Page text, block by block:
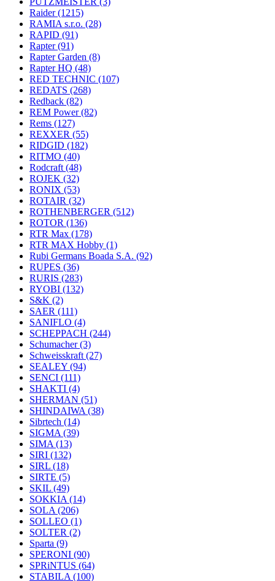
Raider(1215)
RAMIA s.r.o. (28)
RAPID (91)
Rapter(91)
Rapter Garden (8)
Rapter HQ (48)
RED TECHNIC (107)
REDATS (268)
Redback (82)
REM Power(82)
Rems (127)
REXXER (55)
RIDGID (182)
RITMO (40)
Rodcraft (48)
ROJEK (32)
RONIX (53)
ROTAIR (32)
ROTHENBERGER (512)
ROTOR (136)
RTR Max (178)
RTR MAX Hobby (1)
Rubi Germans Boada S.A. (92)
RUPES (36)
RURIS (283)
RYOBI (132)
S&K (2)
SAER (111)
SANIFLO (4)
SCHEPPACH (244)
Schumacher(3)
Schweisskraft (27)
SEALEY (94)
SENCI (111)
SHAKTI (4)
SHERMAN (51)
SHINDAIWA (38)
Sibrtech (14)
SIGMA (39)
SIMA (13)
SIRI (132)
SIRL (18)
SIRTE (5)
SKIL (49)
SOKKIA (14)
SOLA (206)
SOLLEO (1)
SOLTER (2)
Sparta (9)
SPERONI (90)
SPRiNTUS (64)
STABILA (100)